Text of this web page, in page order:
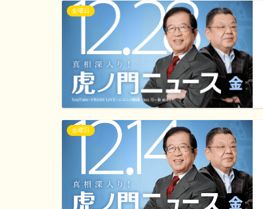
金曜日
金曜日